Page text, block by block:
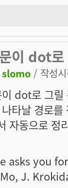
이 dot로
slomo / 작성
dot로 그릴
타날 경로
자동으로 정
asks you
J.